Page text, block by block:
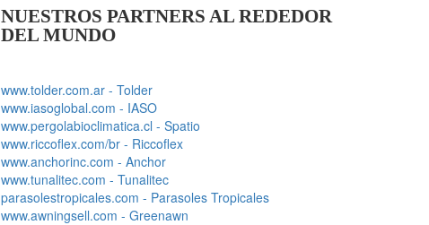
NUESTROS PARTNERS AL REDEDOR
DEL MUNDO
www.tolder.com.ar - Tolder
www.iasoglobal.com - IASO
www.pergolabioclimatica.cl - Spatio
www.riccoflex.com/br - Riccoflex
www.anchorinc.com - Anchor
www.tunalitec.com - Tunalitec
parasolestropicales.com - Parasoles Tropicales
www.awningsell.com - Greenawn